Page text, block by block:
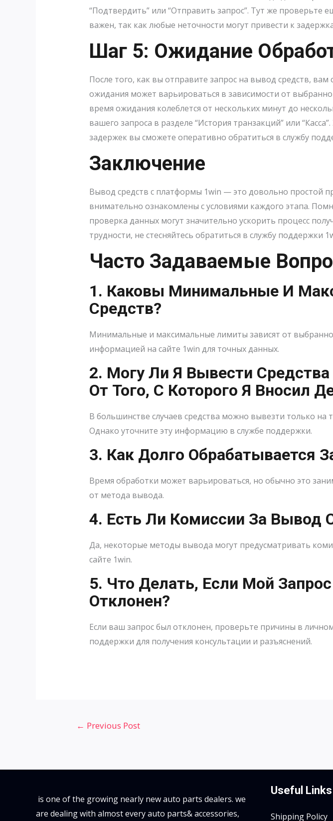
“Подтвердить” или “Отправить запрос”. Тут же
важен, так как любые неточности могут привести к
Шаг 5: Ожидание
После того, как вы отправите запрос на вывод средств,
ожидания может варьироваться в зависимости от
время ожидания колеблется от нескольких минут до
вашего запроса в разделе “История транзакций” или
задержек вы сможете оперативно обратиться в службу
Заключение
Вывод средств с платформы 1win — это довольно простой
внимательно ознакомлены с условиями каждого этапа.
проверка данных могут значительно ускорить процесс
трудности, не стесняйтесь обратиться в службу поддержки
Часто Задаваемые
1. Каковы Минимальные И
Средств?
Минимальные и максимальные лимиты зависят от
информацией на сайте 1win для точных данных.
2. Могу Ли Я Вывести
От Того, С Которого Я Вносил
В большинстве случаев средства можно вывезти только на
Однако уточните эту информацию в службе поддержки.
3. Как Долго Обрабатывается
Время обработки может варьироваться, но обычно это
от метода вывода.
4. Есть Ли Комиссии За Вывод
Да, некоторые методы вывода могут предусматривать
сайте 1win.
5. Что Делать, Если Мой
Отклонен?
Если ваш запрос был отклонен, проверьте причины в
поддержки для получения консультации и разъяснений.
← Previous Post
is one of the growing nearly new auto parts dealers. we
are dealing with almost every auto parts& accessories,
Useful Links
Shipping Policy